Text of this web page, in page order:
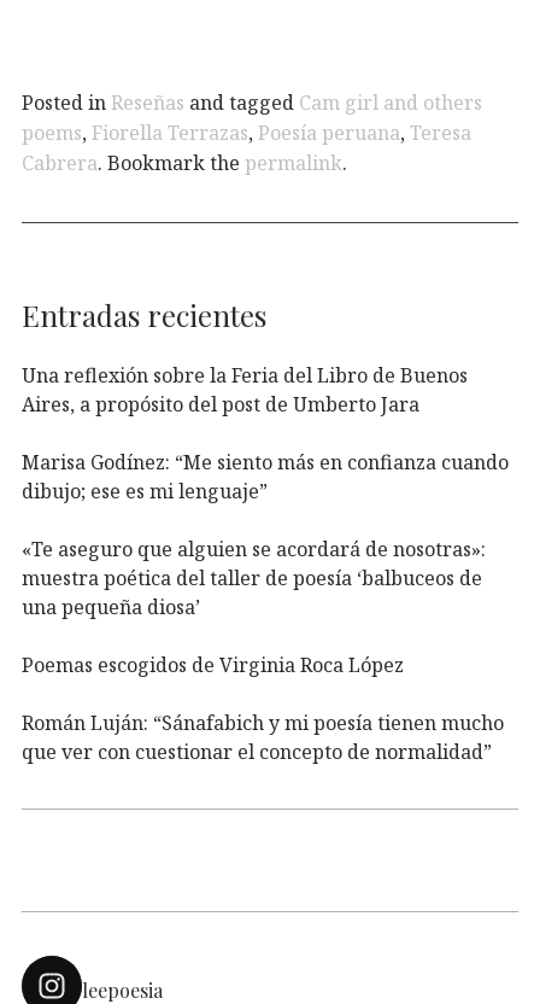
Posted inReseñas and tagged Cam girl and others
poems,Fiorella Terrazas,Poesía peruana,Teresa
Cabrera. Bookmark the permalink.
Entradas recientes
Una reflexión sobre la Feria del Libro de Buenos
Aires, a propósito del post de Umberto Jara
Marisa Godínez: “Me siento más en confianza cuando
dibujo; ese es mi lenguaje”
«Te aseguro que alguien se acordará de nosotras»:
muestra poética del taller de poesía ‘balbuceos de
una pequeña diosa’
Poemas escogidos de Virginia Roca López
Román Luján: “Sánafabich y mi poesía tienen mucho
que ver con cuestionar el concepto de normalidad”
leepoesia